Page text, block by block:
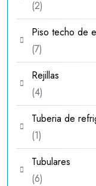
22
productos
Piso techo de
77
productos
Rejillas
44
productos
Tuberia de
11
producto
Tubulares
66